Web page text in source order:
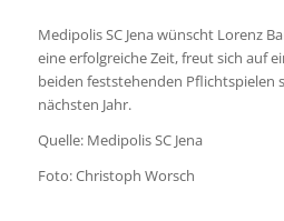
Medipolis SC Jena wünscht Lorenz
eine erfolgreiche Zeit, freut sich auf
beiden feststehenden Pflichtspielen
nächsten Jahr.
Quelle: Medipolis SC Jena
Foto: Christoph Worsch